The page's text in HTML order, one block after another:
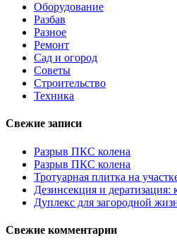
Оборудование
Разбав
Разное
Ремонт
Сад и огород
Советы
Строительство
Техника
Свежие записи
Разрыв ПКС колена
Разрыв ПКС колена
Тротуарная плитка на
Дезинсекция и
Дуплекс для загородной
Свежие комментарии